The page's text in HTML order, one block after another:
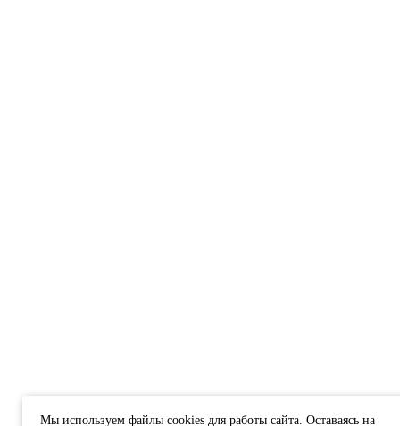
Мы используем файлы cookies для работы сайта. Оставаясь на